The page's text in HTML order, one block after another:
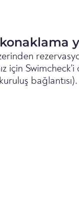
için
bağlantısı).